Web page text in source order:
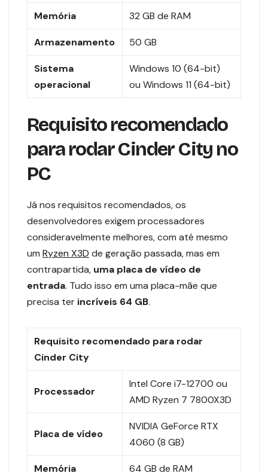
Memória 32 GB de RAM
Armazenamento 50 GB
Sistema
operacional
Windows 10 (64-bit)
ou Windows 11 (64-bit)
Requisito recomendado
para rodar Cinder City no
PC
Já nos requisitos recomendados, os
desenvolvedores exigem processadores
consideravelmente melhores, com até mesmo
um Ryzen X3D de geração passada, mas em
contrapartida, uma placa de vídeo de
entrada. Tudo isso em uma placa-mãe que
precisa ter incríveis 64 GB.
Requisito recomendado para rodar
Cinder City
Processador
Intel Core i7-12700 ou
AMD Ryzen 7 7800X3D
Placa de vídeo
NVIDIA GeForce RTX
4060 (8 GB)
Memória 64 GB de RAM